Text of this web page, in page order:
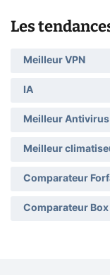
Les
Meilleur VPN
IA
Meilleur Antivirus
Meilleur
Comparateur
Comparateur